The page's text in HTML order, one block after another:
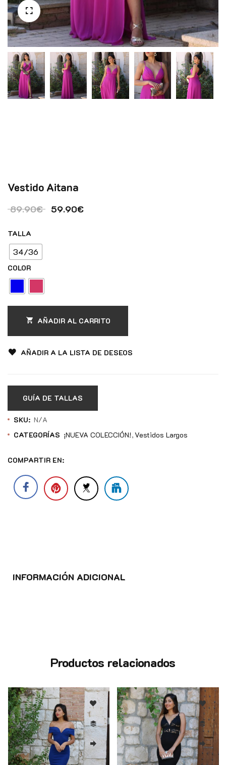
Vestido Aitana
89.90€ El precio original era: 89.90€.
59.90€El precio actual es: 59.90€.
TALLA
34/36
COLOR
AÑADIR AL CARRITO
AÑADIR A LA LISTA DE DESEOS
GUÍA DE TALLAS
SKU: N/A
CATEGORÍAS ¡NUEVA COLECCIÓN! Vestidos Largos
COMPARTIR EN:
INFORMACIÓN ADICIONAL
Productos relacionados